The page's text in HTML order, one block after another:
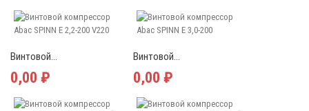
Винтовой...
0,00 ₽
Винтовой...
0,00 ₽